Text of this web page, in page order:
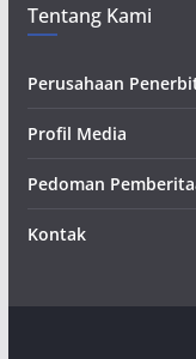
Tentang Kami
Perusahaan
Profil Media
Pedoman
Kontak